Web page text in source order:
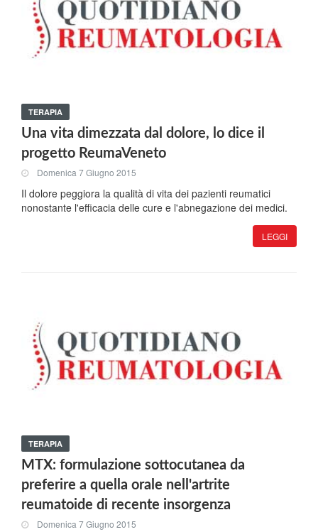
TERAPIA
Una vita dimezzata dal dolore, lo dice il
progetto ReumaVeneto
Domenica 7 Giugno 2015
Il dolore peggiora la qualità di vita dei pazienti reumatici
nonostante l'efficacia delle cure e l'abnegazione dei medici.
LEGGI
TERAPIA
MTX: formulazione sottocutanea da
preferire a quella orale nell'artrite
reumatoide di recente insorgenza
Domenica 7 Giugno 2015